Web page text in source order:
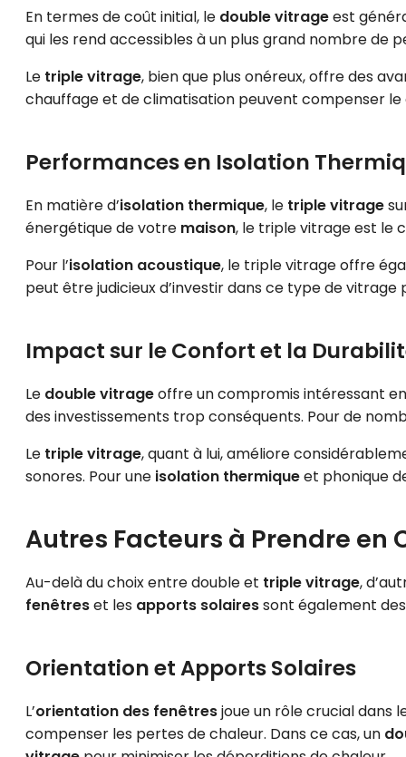
En termes de coût initial, le double vitrageest
qui les rend accessibles à un plus grand nombre de
Le triple vitrage, bien que plus onéreux, offre des
chauffage et de climatisation peuvent compenser le
Performances en Isolation
En matière d’isolation thermique, le triple vitrage
énergétique de votre maison, le triple vitrage est le
Pour l’isolation acoustique, le triple vitrage offre
peut être judicieux d’investir dans ce type de
Impact sur le Confort et la
Le double vitrageoffre un compromis intéressant
des investissements trop conséquents. Pour de
Le triple vitrage, quant à lui, améliore
sonores. Pour une isolation thermiqueet phonique
Autres Facteurs à Prendre en
Au-delà du choix entre double et triple vitrage,
fenêtreset les apports solairessont également
Orientation et Apports Solaires
L’orientation des fenêtresjoue un rôle crucial dans
compenser les pertes de chaleur. Dans ce cas, un